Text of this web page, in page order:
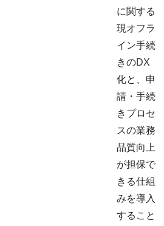
に関する
現オフラ
イン手続
きのDX
化と、申
請・手続
きプロセ
スの業務
品質向上
が担保で
きる仕組
みを導入
すること